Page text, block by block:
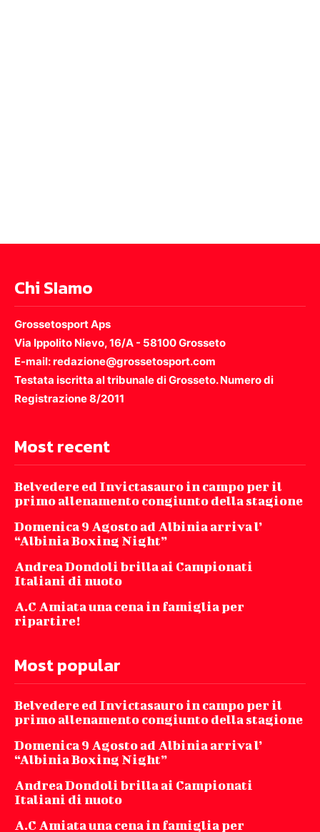
Chi SIamo
Grossetosport Aps
Via Ippolito Nievo, 16/A - 58100 Grosseto
E-mail: redazione@grossetosport.com
Testata iscritta al tribunale di Grosseto. Numero di
Registrazione 8/2011
Most recent
Belvedere ed Invictasauro in campo per il
primo allenamento congiunto della stagione
Domenica 9 Agosto ad Albinia arriva l’
“Albinia Boxing Night”
Andrea Dondoli brilla ai Campionati
Italiani di nuoto
A.C Amiata una cena in famiglia per
ripartire!
Most popular
Belvedere ed Invictasauro in campo per il
primo allenamento congiunto della stagione
Domenica 9 Agosto ad Albinia arriva l’
“Albinia Boxing Night”
Andrea Dondoli brilla ai Campionati
Italiani di nuoto
A.C Amiata una cena in famiglia per